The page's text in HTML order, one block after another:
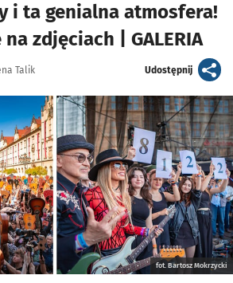
i ta genialna atmosfera!
zdjęciach | GALERIA
Talik Udostępnijartykuł
fot. Bartosz Mokrzycki